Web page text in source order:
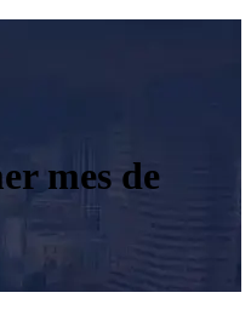
mes de